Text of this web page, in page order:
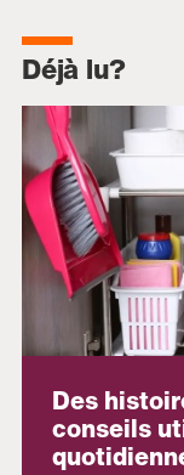
Déjà lu?
Des
conseils